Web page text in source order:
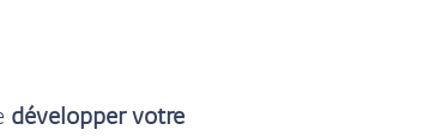
développer votre